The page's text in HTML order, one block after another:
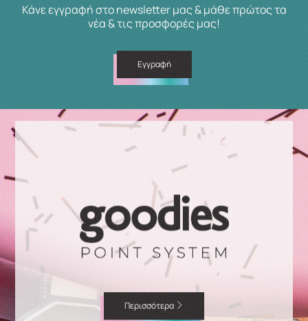
Κάνε εγγραφή στο newsletter μας & μάθε πρώτος τα
νέα & τις προσφορές μας!
Εγγραφή
Περισσότερα